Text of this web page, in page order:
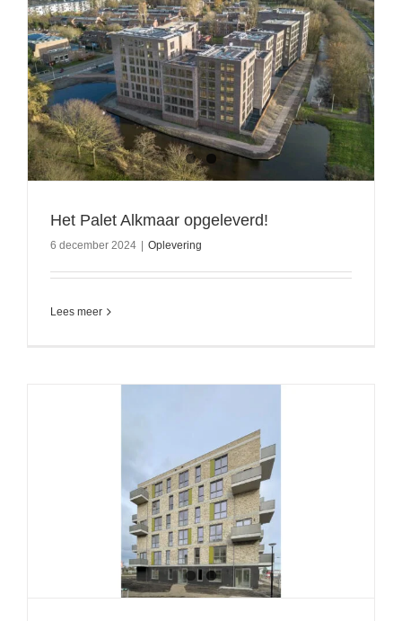
Het Palet Alkmaar opgeleverd!
6 december 2024 Oplevering
Lees meer